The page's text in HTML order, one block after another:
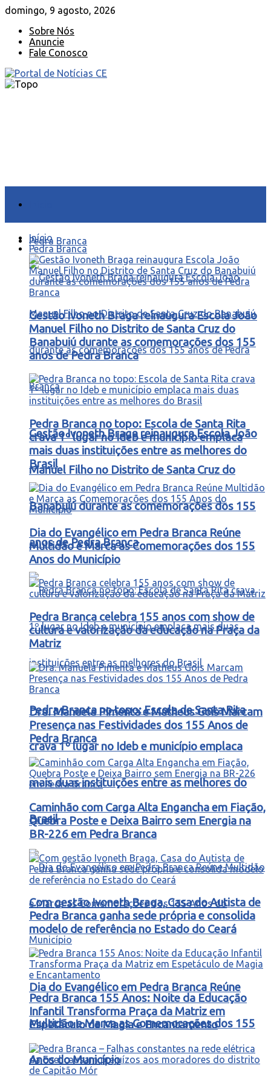
domingo, 9 agosto, 2026
Sobre Nós
Anuncie
Fale Conosco
Pedra Branca
Gestão Ivoneth Braga reinaugura Escola João
Manuel Filho no Distrito de Santa Cruz do
Banabuiú durante as comemorações dos 155
anos de Pedra Branca
Pedra Branca no topo: Escola de Santa Rita
crava 1º lugar no Ideb e município emplaca
mais duas instituições entre as melhores do
Brasil
Dia do Evangélico em Pedra Branca Reúne
Multidão e Marca as Comemorações dos 155
Anos do Município
Início
Pedra Branca
Gestão Ivoneth Braga reinaugura Escola João
Manuel Filho no Distrito de Santa Cruz do
Banabuiú durante as comemorações dos 155
anos de Pedra Branca
Pedra Branca no topo: Escola de Santa Rita
crava 1º lugar no Ideb e município emplaca
mais duas instituições entre as melhores do
Brasil
Dia do Evangélico em Pedra Branca Reúne
Multidão e Marca as Comemorações dos 155
Anos do Município
Pedra Branca celebra 155 anos com show de
cultura e valorização da educação na Praça da
Matriz
Dra. Manuela Pimenta e Matheus Gois Marcam
Presença nas Festividades dos 155 Anos de
Pedra Branca
Caminhão com Carga Alta Engancha em Fiação,
Quebra Poste e Deixa Bairro sem Energia na
BR-226 em Pedra Branca
Com gestão Ivoneth Braga, Casa do Autista de
Pedra Branca ganha sede própria e consolida
modelo de referência no Estado do Ceará
Pedra Branca 155 Anos: Noite da Educação
Infantil Transforma Praça da Matriz em
Espetáculo de Magia e Encantamento